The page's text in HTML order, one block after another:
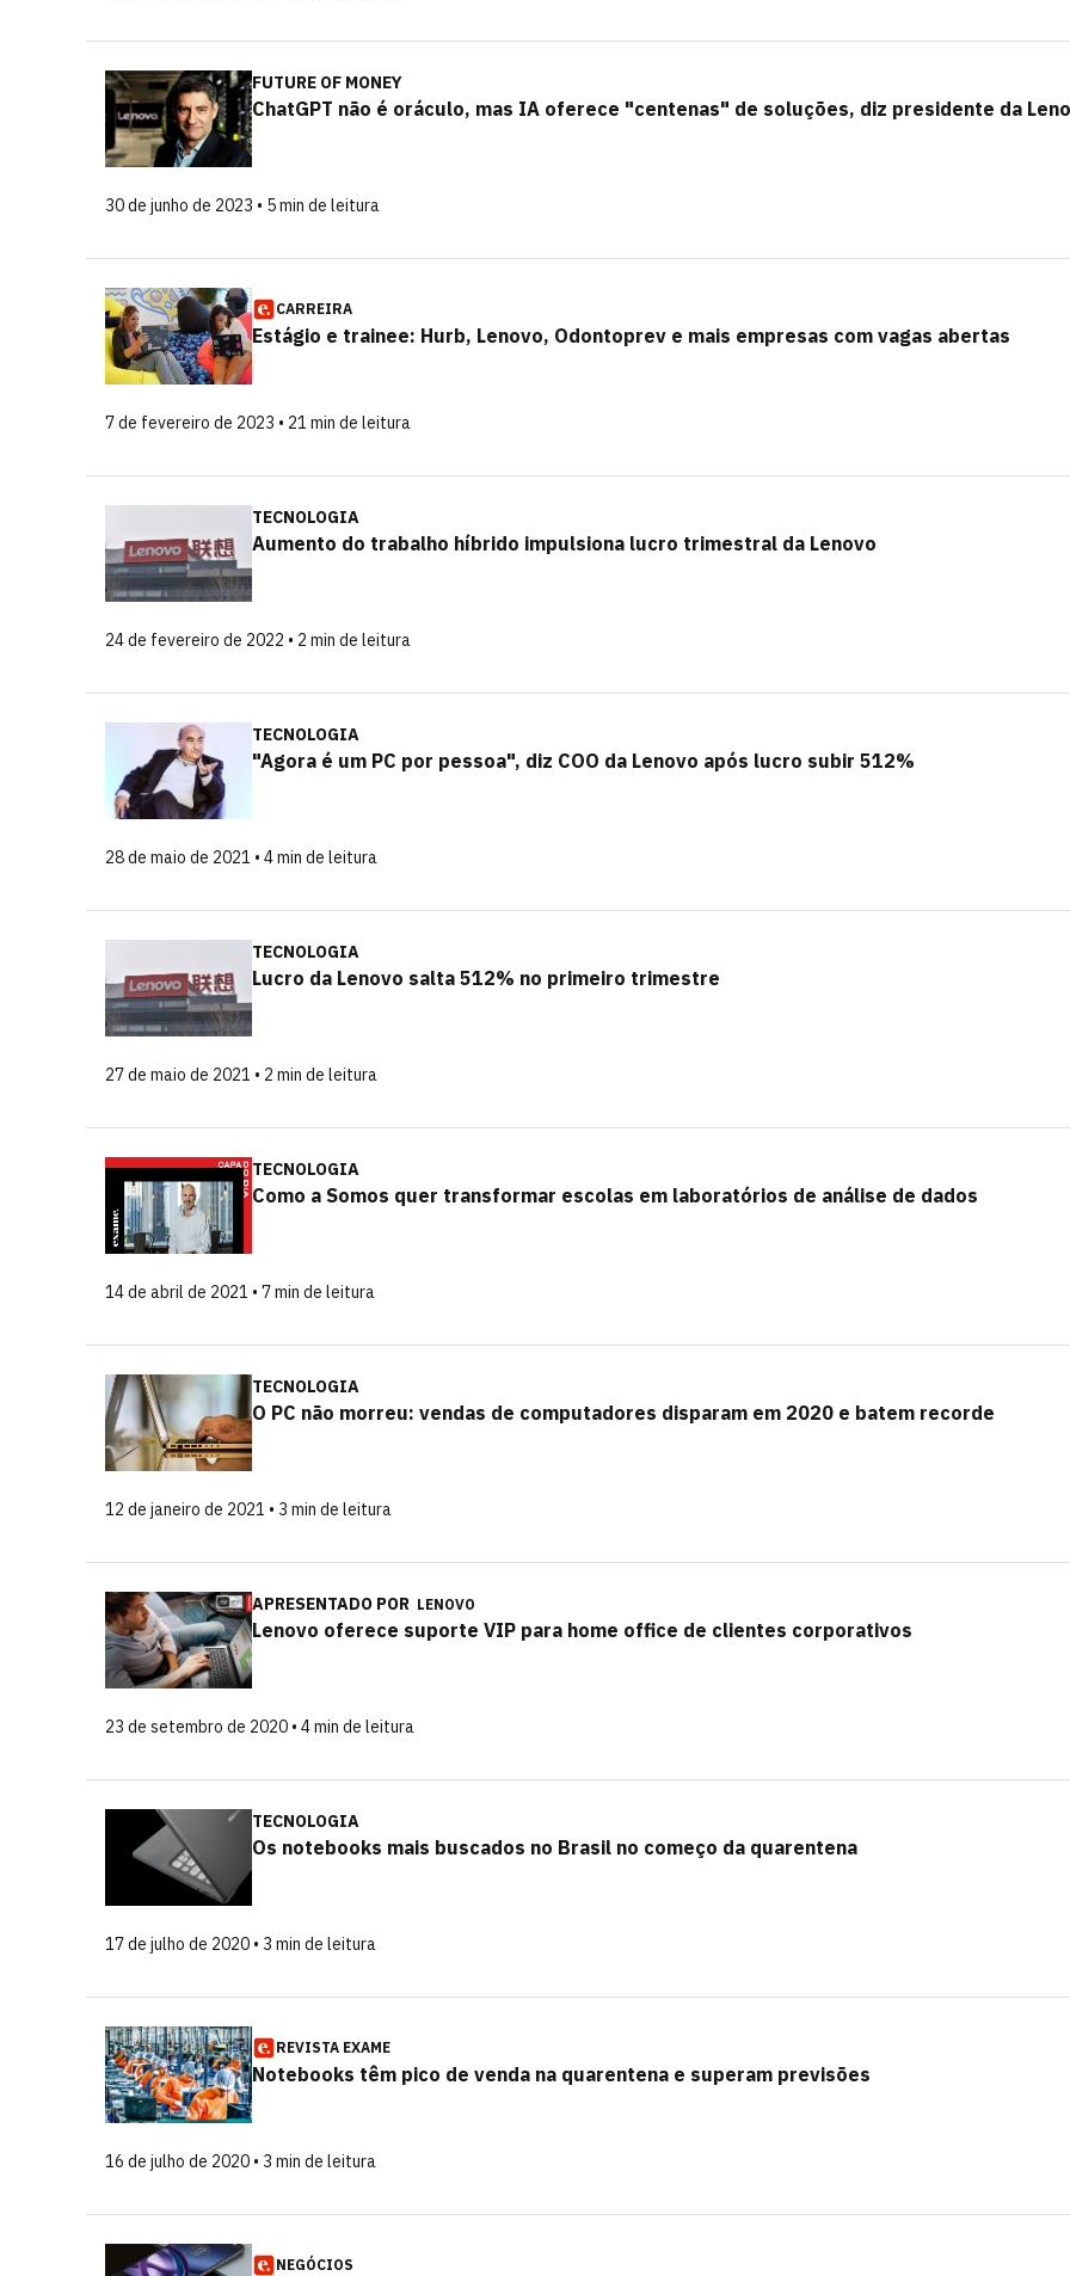
FUTURE OF MONEY
ChatGPT não é oráculo, mas IA oferece "centenas" de soluções, diz presidente da
30 de junho de 2023 • 5 min de leitura
CARREIRA
Estágio e trainee: Hurb, Lenovo, Odontoprev e mais empresas com vagas abertas
7 de fevereiro de 2023 • 21 min de leitura
TECNOLOGIA
Aumento do trabalho híbrido impulsiona lucro trimestral da Lenovo
24 de fevereiro de 2022 • 2 min de leitura
TECNOLOGIA
"Agora é um PC por pessoa", diz COO da Lenovo após lucro subir 512%
28 de maio de 2021 • 4 min de leitura
TECNOLOGIA
Lucro da Lenovo salta 512% no primeiro trimestre
27 de maio de 2021 • 2 min de leitura
TECNOLOGIA
Como a Somos quer transformar escolas em laboratórios de análise de dados
14 de abril de 2021 • 7 min de leitura
TECNOLOGIA
O PC não morreu: vendas de computadores disparam em 2020 e batem recorde
12 de janeiro de 2021 • 3 min de leitura
APRESENTADO POR LENOVO
Lenovo oferece suporte VIP para home office de clientes corporativos
23 de setembro de 2020 • 4 min de leitura
TECNOLOGIA
Os notebooks mais buscados no Brasil no começo da quarentena
17 de julho de 2020 • 3 min de leitura
REVISTA EXAME
Notebooks têm pico de venda na quarentena e superam previsões
16 de julho de 2020 • 3 min de leitura
NEGÓCIOS